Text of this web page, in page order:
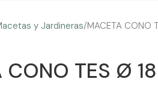
y Jardineras MACETA CONO
CONO TES Ø